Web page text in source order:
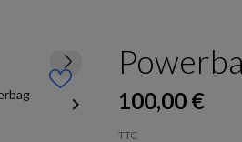
keyboard_arrow_right 100,00 €
TTC